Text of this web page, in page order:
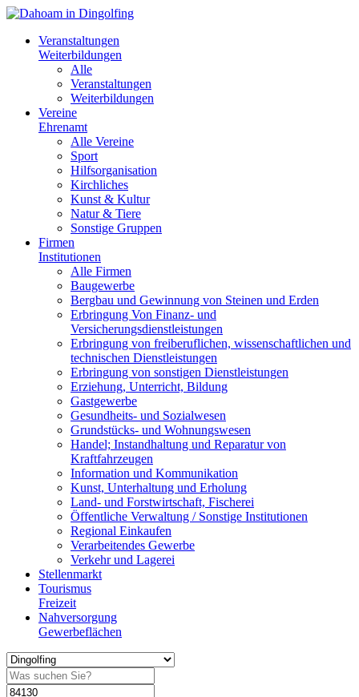
Veranstaltungen
Weiterbildungen
Alle
Veranstaltungen
Weiterbildungen
Vereine
Ehrenamt
Alle Vereine
Sport
Hilfsorganisation
Kirchliches
Kunst & Kultur
Natur & Tiere
Sonstige Gruppen
Firmen
Institutionen
Alle Firmen
Baugewerbe
Bergbau und Gewinnung von Steinen und Erden
Erbringung Von Finanz- und
Versicherungsdienstleistungen
Erbringung von freiberuflichen, wissenschaftlichen und
technischen Dienstleistungen
Erbringung von sonstigen Dienstleistungen
Erziehung, Unterricht, Bildung
Gastgewerbe
Gesundheits- und Sozialwesen
Grundstücks- und Wohnungswesen
Handel; Instandhaltung und Reparatur von
Kraftfahrzeugen
Information und Kommunikation
Kunst, Unterhaltung und Erholung
Land- und Forstwirtschaft, Fischerei
Öffentliche Verwaltung / Sonstige Institutionen
Regional Einkaufen
Verarbeitendes Gewerbe
Verkehr und Lagerei
Stellenmarkt
Tourismus
Freizeit
Nahversorgung
Gewerbeflächen